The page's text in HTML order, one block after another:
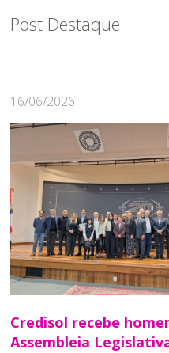
Post Destaque
16/06/2026
Credisol recebe
Assembleia